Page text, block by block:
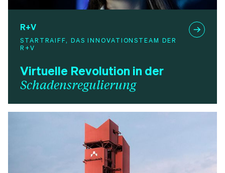
R+V
STARTRAIFF, DAS INNOVATIONSTEAM DER
R+V
Virtuelle Revolution in der
Schadensregulierung